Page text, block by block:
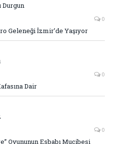
Durgun
0
Geleneği İzmir’de Yaşıyor
0
Dair
0
Oyununun Esbabı Mucibesi